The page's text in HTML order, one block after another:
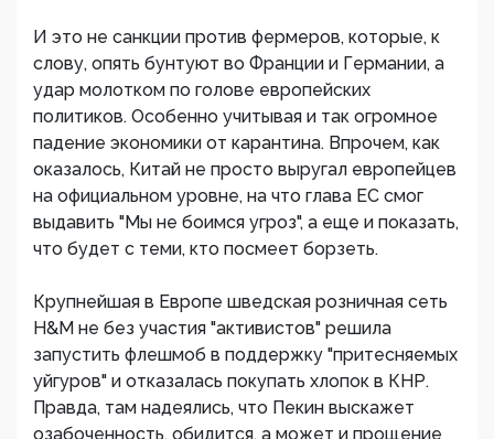
И это не санкции против фермеров, которые, к
слову, опять бунтуют во Франции и Германии, а
удар молотком по голове европейских
политиков. Особенно учитывая и так огромное
падение экономики от карантина. Впрочем, как
оказалось, Китай не просто выругал европейцев
на официальном уровне, на что глава ЕС смог
выдавить "Мы не боимся угроз", а еще и показать,
что будет с теми, кто посмеет борзеть.
Крупнейшая в Европе шведская розничная сеть
H&M не без участия "активистов" решила
запустить флешмоб в поддержку "притесняемых
уйгуров" и отказалась покупать хлопок в КНР.
Правда, там надеялись, что Пекин выскажет
озабоченность, обидится, а может и прощение